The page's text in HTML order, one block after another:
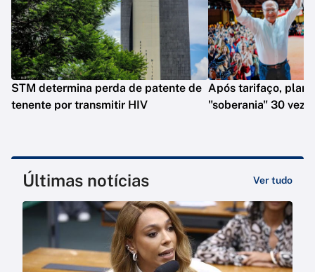
STM determina perda de patente de
tenente por transmitir HIV
Após tarifaço,
"soberania" 30
Últimas notícias Ver tudo